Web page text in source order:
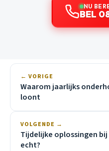
NU
BEL
← VORIGE
Waarom jaarlijks
loont
VOLGENDE →
Tijdelijke oplossingen
echt?